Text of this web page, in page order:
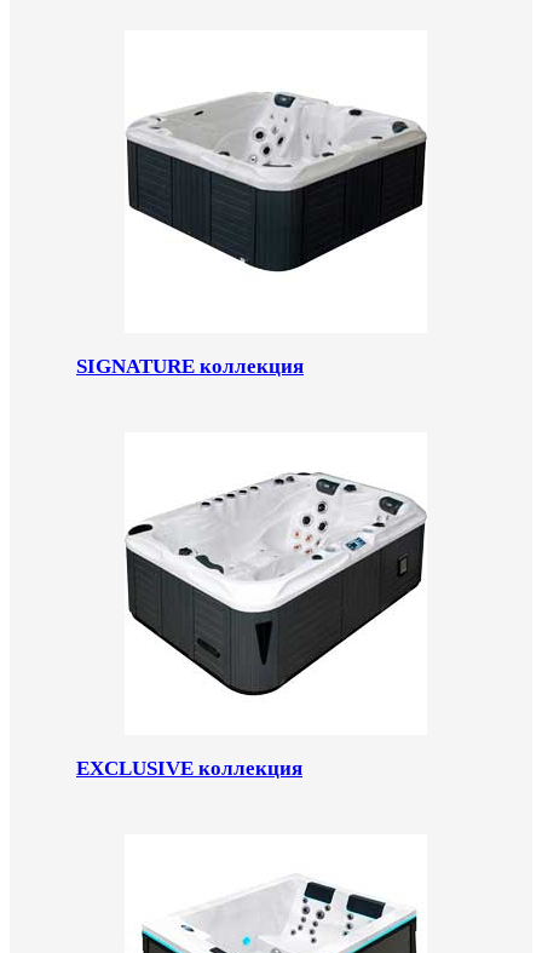
SIGNATURE коллекция
EXCLUSIVE коллекция